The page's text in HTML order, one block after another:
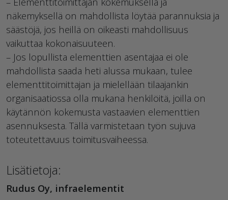
näkemyksellä on mahdollista löytää parannuksia ja
säästöjä, jos heillä on oikeasti mahdollisuus
vaikuttaa kokonaisuuteen.
– Jos lopullista elementtien asentajaa ei ole
mahdollista saada heti alussa mukaan, tulee
elementtitoimittajan ja mielellään tilaajankin
organisaatiossa olla mukana henkilöitä, joilla on
käytännön kokemusta vastaavien elementtien
asennuksesta. Tällä varmistetaan työn sujuva
toteutettavuus toimitusvaiheessa.
Lisätietoja:
Rudus Oy, infraelementit